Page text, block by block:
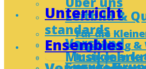
Leitbild &
standards
Vorstand
Unterricht
Für die
Ergänzung &
Instrumente
Ensembles